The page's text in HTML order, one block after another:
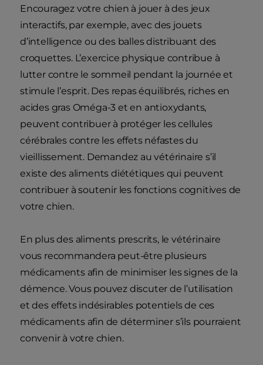
Encouragez votre chien à jouer à des jeux
interactifs, par exemple, avec des jouets
d’intelligence ou des balles distribuant des
croquettes. L’exercice physique contribue à
lutter contre le sommeil pendant la journée et
stimule l’esprit. Des repas équilibrés, riches en
acides gras Oméga-3 et en antioxydants,
peuvent contribuer à protéger les cellules
cérébrales contre les effets néfastes du
vieillissement. Demandez au vétérinaire s’il
existe des aliments diététiques qui peuvent
contribuer à soutenir les fonctions cognitives de
votre chien.
En plus des aliments prescrits, le vétérinaire
vous recommandera peut-être plusieurs
médicaments afin de minimiser les signes de la
démence. Vous pouvez discuter de l’utilisation
et des effets indésirables potentiels de ces
médicaments afin de déterminer s’ils pourraient
convenir à votre chien.